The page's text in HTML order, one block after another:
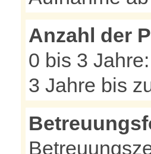
Anzahl der
0 bis 3
3 Jahre bis